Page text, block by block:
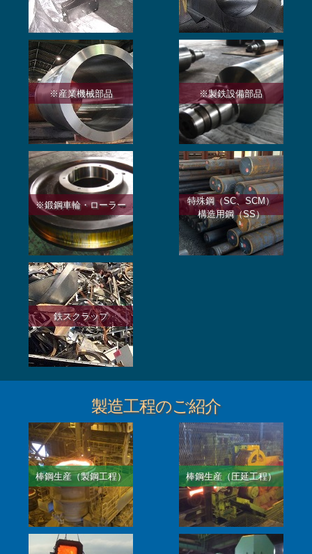
※産業機械部品 ※製鉄設備部品
※鍛鋼車輪・ローラー
特殊鋼（SC、SCM）
構造用鋼（SS）
鉄スクラップ
製造工程のご紹介
棒鋼生産（製鋼工程） 棒鋼生産（圧延工程）